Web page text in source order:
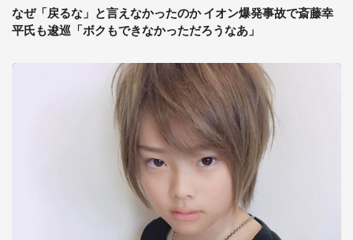
なぜ「戻るな」と言えなかったのか イオン爆発事故で斎藤幸
平氏も逡巡「ボクもできなかっただろうなあ」